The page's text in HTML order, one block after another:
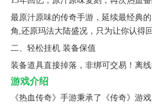
最原汁原味的传奇手游，延续最经典
角,还原玛法大陆盛况，只为让你认得
二、轻松挂机 装备保值
装备道具直接掉落，非绑可交易！离线
游戏介绍
《热血传奇》手游秉承了《传奇》游